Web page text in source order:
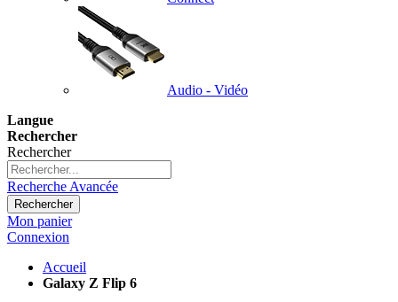
Audio - Vidéo
Langue
Rechercher
Rechercher
Recherche Avancée
Rechercher
Mon panier
Connexion
Accueil
Galaxy Z Flip 6